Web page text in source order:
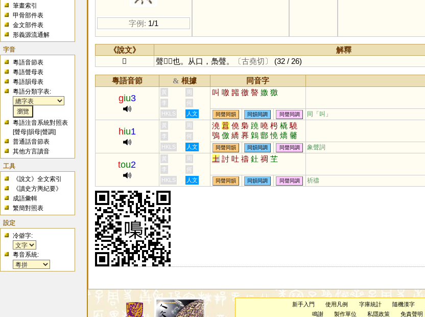
筆畫索引
甲骨部件表
金文部件表
形義源流通解
字音
粵語音節表
粵語聲母表
粵語韻母表
粵語分類字表:
粵語注音系統對照表
[聲母 |韻母 |聲調]
普通話音節表
其他方言讀音
工具
《說文》全文索引
《讀史方輿紀要》
成語彙輯
繁簡對照表
設定
冷僻字:
粵音系統:
字例: 1/1
《說文》 解釋
𡂢
聲𡂢𡂢也。从口，䲷聲。 〔古堯切〕 (32 / 26)
粵語音節 & 根據 同音字
giu3
黃 周 叫 噭 嘂 徼 譥 嬓 獥
李
何
HKLS
人文 同聲同韻 同韻同調 同聲同調 同「 叫 」
hiu1
黃 周 澆 囂 僥 梟 蹺 嘵 枵 橇 驍
鴞 儌 繑 奡 鷍 郻 憢 燆 毊
墽 熇 徼 虈 蹻 趬 藃 呺 膮
獢 獟 歊 鄡
李
何
HKLS
人文 同聲同韻 同韻同調 同聲同調 象聲詞
tou2
黃 周 土 討 吐 禱 釷 禂 芏
李
何
HKLS
人文 同聲同韻 同韻同調 同聲同調 祈禱
新手入門 使用凡例 字庫統計 隨機漢字
鳴謝
製作單位 私隱政策 免責聲明